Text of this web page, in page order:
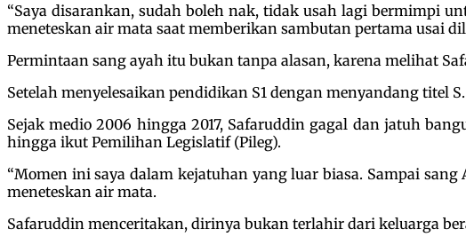
“Saya disarankan, sudah boleh nak, tidak usah lagi bermimpi
meneteskan air mata saat memberikan sambutan pertama usai
Permintaan sang ayah itu bukan tanpa alasan, karena melihat
Setelah menyelesaikan pendidikan S1 dengan menyandang titel
Sejak medio 2006 hingga 2017, Safaruddin gagal dan jatuh
hingga ikut Pemilihan Legislatif (Pileg).
“Momen ini saya dalam kejatuhan yang luar biasa. Sampai
meneteskan air mata.
Safaruddin menceritakan, dirinya bukan terlahir dari keluarga